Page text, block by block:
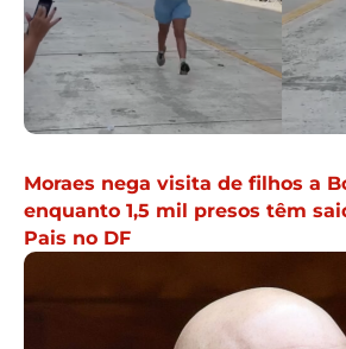
Moraes nega visita de filhos a
enquanto 1,5 mil presos têm
Pais no DF